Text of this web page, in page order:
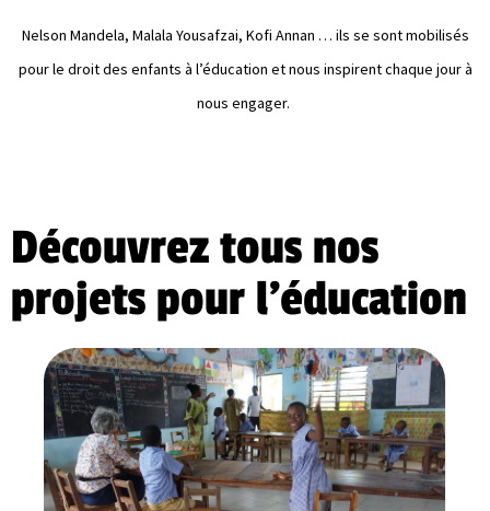
Nelson Mandela, Malala Yousafzai, Kofi Annan … ils se sont mobilisés
pour le droit des enfants à l’éducation et nous inspirent chaque jour à
nous engager.
Découvrez tous nos
projets pour l'éducation